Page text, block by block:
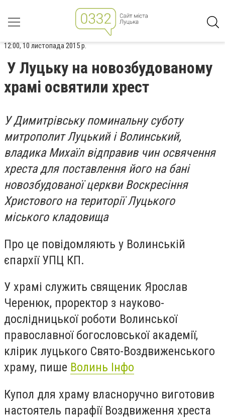
12:00, 10 листопада 2015 р.
У Луцьку на новозбудованому
храмі освятили хрест
У Димитрівську поминальну суботу
митрополит Луцький і Волинський,
владика Михаїл відправив чин освячення
хреста для поставлення його на бані
новозбудованої церкви Воскресіння
Христового на території Луцького
міського кладовища
Про це повідомляють у Волинській
єпархії УПЦ КП.
У храмі служить священик Ярослав
Черенюк, проректор з науково-
дослідницької роботи Волинської
православної богословської академії,
клірик луцького Свято-Воздвиженського
храму, пише Волинь Інфо
Купол для храму власноручно виготовив
настоятель парафії Воздвиження хреста